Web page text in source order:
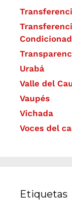
Urabá
Valle del
Vaupés
Vichada
Voces del
Etiquetas